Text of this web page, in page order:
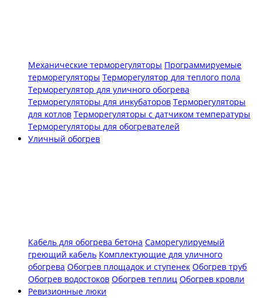
Механические терморегуляторы Программируемые
терморегуляторы Терморегулятор для теплого пола
Терморегулятор для уличного обогрева
Терморегуляторы для инкубаторов Терморегуляторы
для котлов Терморегуляторы с датчиком температуры
Терморегуляторы для обогревателей
Уличный обогрев
Кабель для обогрева бетона Саморегулируемый
греющий кабель Комплектующие для уличного
обогрева Обогрев площадок и ступенек Обогрев труб
Обогрев водостоков Обогрев теплиц Обогрев кровли
Ревизионные люки